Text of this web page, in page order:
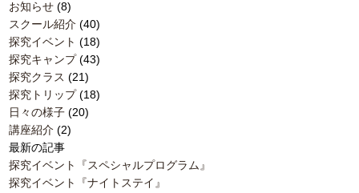
お知らせ (8)
スクール紹介 (40)
探究イベント (18)
探究キャンプ(43)
探究クラス (21)
探究トリップ(18)
日々の様子 (20)
講座紹介 (2)
最新の記事
探究イベント『スペシャルプログラム』
探究イベント『ナイトステイ』